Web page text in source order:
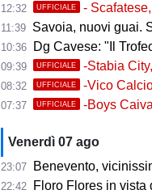
12:32 UFFICIALE -
11:39 Savoia, nuovi guai.
10:36 Dg Cavese: "Il Trofeo
09:39 UFFICIALE -Stabia
08:32 UFFICIALE -Vico
07:37 UFFICIALE -Boys
Venerdì 07 ago
23:07 Benevento,
22:42 Floro Flores in vista